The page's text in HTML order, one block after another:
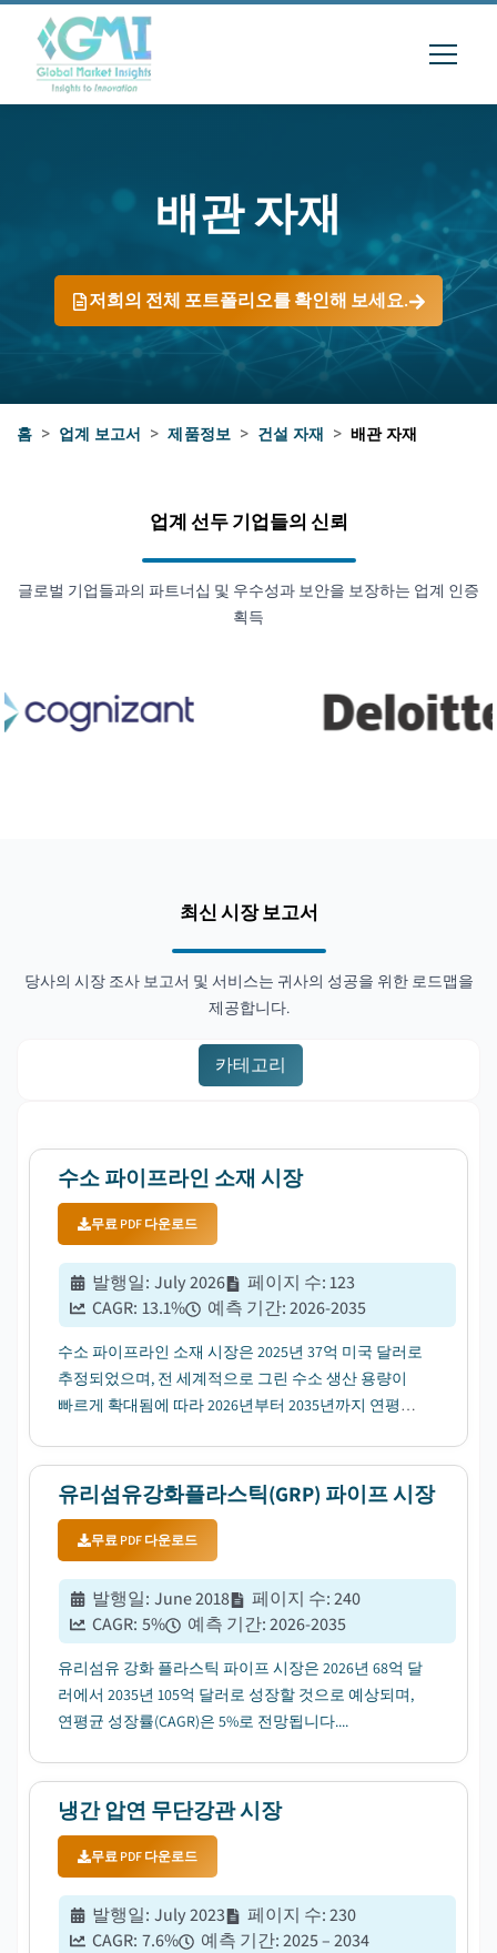
배관 자재
저희의 전체 포트폴리오를 확인해 보세요.
홈 > 업계 보고서 > 제품정보 > 건설 자재 > 배관 자재
업계 선두 기업들의 신뢰
글로벌 기업들과의 파트너십 및 우수성과 보안을 보장하는 업계 인증
획득
최신 시장 보고서
당사의 시장 조사 보고서 및 서비스는 귀사의 성공을 위한 로드맵을
제공합니다.
카테고리
수소 파이프라인 소재 시장
무료 PDF 다운로드
발행일: July 2026 페이지 수:123
CAGR: 13.1% 예측 기간:2026-2035
수소 파이프라인 소재 시장은 2025년 37억 미국 달러로
추정되었으며, 전 세계적으로 그린 수소 생산 용량이
빠르게 확대됨에 따라 2026년부터 2035년까지 연평균
유리섬유강화플라스틱(GRP) 파이프 시장
무료 PDF 다운로드
발행일: June 2018 페이지 수:240
CAGR: 5% 예측 기간:2026-2035
유리섬유 강화 플라스틱 파이프 시장은 2026년 68억 달
러에서 2035년 105억 달러로 성장할 것으로 예상되며,
연평균 성장률(CAGR)은 5%로 전망됩니다....
냉간 압연 무단강관 시장
무료 PDF 다운로드
발행일: July 2023 페이지 수:230
CAGR: 7.6% 예측 기간:2025 – 2034